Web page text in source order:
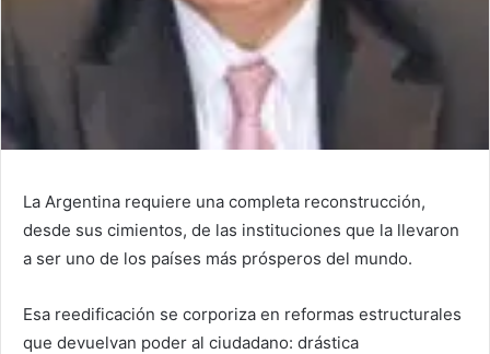
La Argentina requiere una completa reconstrucción,
desde sus cimientos, de las instituciones que la llevaron
a ser uno de los países más prósperos del mundo.
Esa reedificación se corporiza en reformas estructurales
que devuelvan poder al ciudadano: drástica